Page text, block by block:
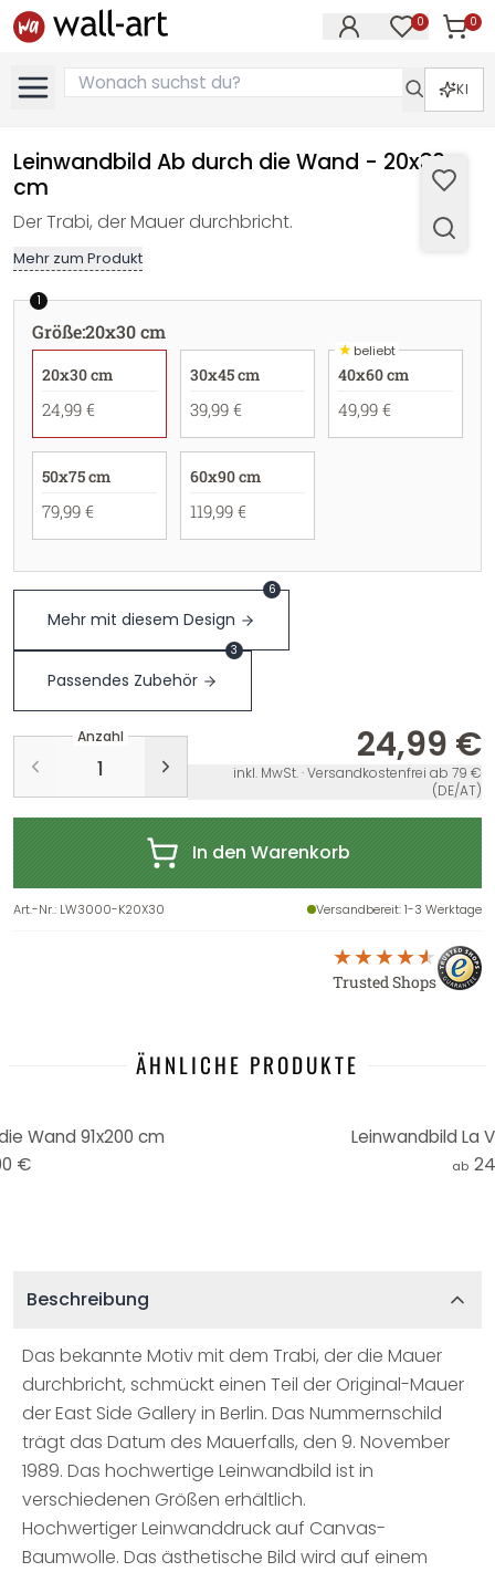
0 0
KI
Leinwandbild Ab durch die Wand - 20x30
cm
Der Trabi, der Mauer durchbricht.
Mehr zum Produkt
1
Größe:20x30 cm
20x30 cm
24,99 €
30x45 cm
39,99 €
★beliebt
40x60 cm
49,99 €
50x75 cm
79,99 €
60x90 cm
119,99 €
Mehr mit diesem Design
6
Passendes Zubehör
3
Anzahl 24,99 €
inkl. MwSt. · Versandkostenfrei ab 79 €
(DE/AT)
In den Warenkorb
Art.-Nr.: LW3000-K20X30 Versandbereit: 1-3 Werktage
Trusted Shops
ÄHNLICHE PRODUKTE
Wand 91x200 cm
€
Leinwandbild La
ab
Beschreibung
Das bekannte Motiv mit dem Trabi, der die Mauer
durchbricht, schmückt einen Teil der Original-Mauer
der East Side Gallery in Berlin. Das Nummernschild
trägt das Datum des Mauerfalls, den 9. November
1989. Das hochwertige Leinwandbild ist in
verschiedenen Größen erhältlich.
Hochwertiger Leinwanddruck auf Canvas-
Baumwolle. Das ästhetische Bild wird auf einem